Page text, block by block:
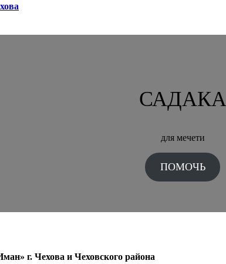
САДАКА
для мечети
ПОМОЧЬ
г. Чехова и Чеховского района